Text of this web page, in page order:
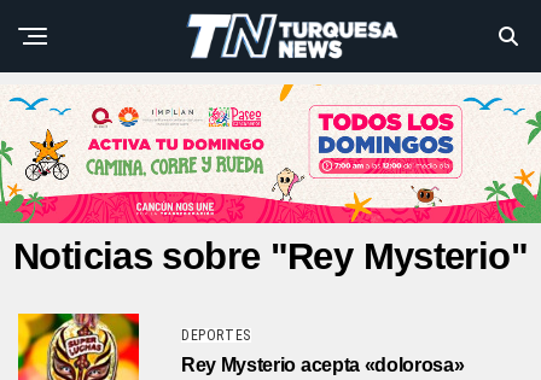
Noticias sobre "Rey Mysterio"
DEPORTES
Rey Mysterio acepta «dolorosa»